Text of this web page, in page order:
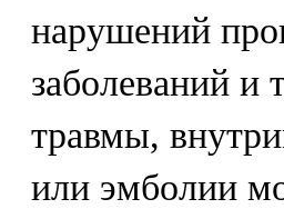
нарушений
заболеваний
травмы,
или эмболии